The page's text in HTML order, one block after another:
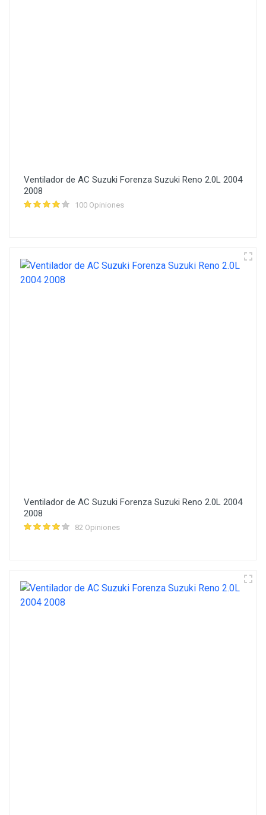
Ventilador de AC Suzuki Forenza Suzuki Reno 2.0L 2004
2008
100 Opiniones
Ventilador de AC Suzuki Forenza Suzuki Reno 2.0L 2004
2008
82 Opiniones